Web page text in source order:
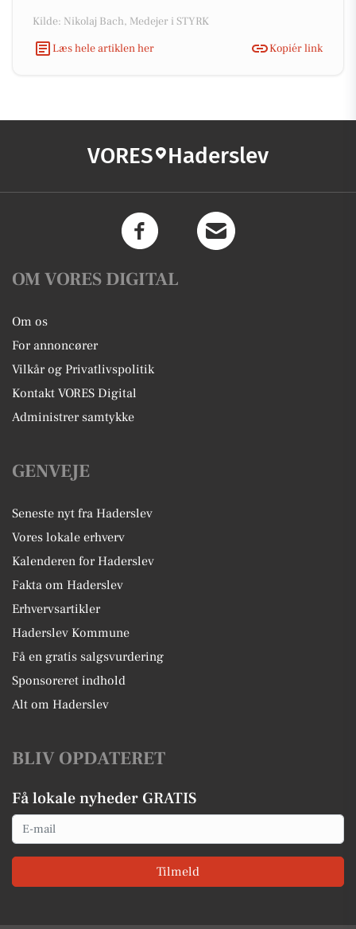
Kilde: Nikolaj Bach, Medejer i STYRK
Læs hele artiklen her
Kopiér link
VORES Haderslev
OM VORES DIGITAL
Om os
For annoncører
Vilkår og Privatlivspolitik
Kontakt VORES Digital
Administrer samtykke
GENVEJE
Seneste nyt fra Haderslev
Vores lokale erhverv
Kalenderen for Haderslev
Fakta om Haderslev
Erhvervsartikler
Haderslev Kommune
Få en gratis salgsvurdering
Sponsoreret indhold
Alt om Haderslev
BLIV OPDATERET
Få lokale nyheder GRATIS
Email
Tilmeld